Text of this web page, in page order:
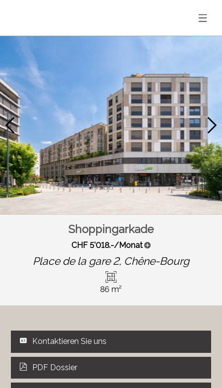
Shoppingarkade
CHF 5'018.-/Monat
Place de la gare 2, Chêne-Bourg
86 m²
Kontaktieren Sie uns
PDF Dossier